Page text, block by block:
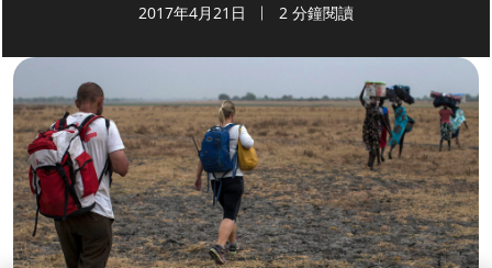
2017年4月21日 2 分鐘閱讀